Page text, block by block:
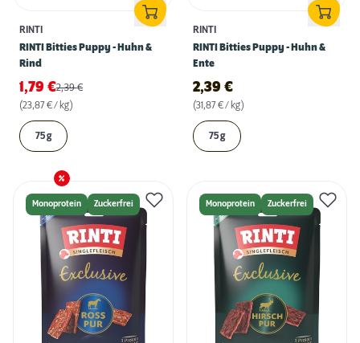
RINTI
RINTI Bitties Puppy - Huhn &
Rind
1,79 €2,39€
(23,87 € / kg)
75 g
RINTI
RINTI Bitties Puppy - Huhn &
Ente
2,39 €
(31,87 € / kg)
75 g
Monoprotein Zuckerfrei Monoprotein Zuckerfrei